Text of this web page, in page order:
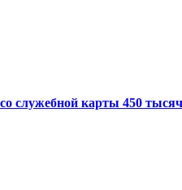
служебной карты 450